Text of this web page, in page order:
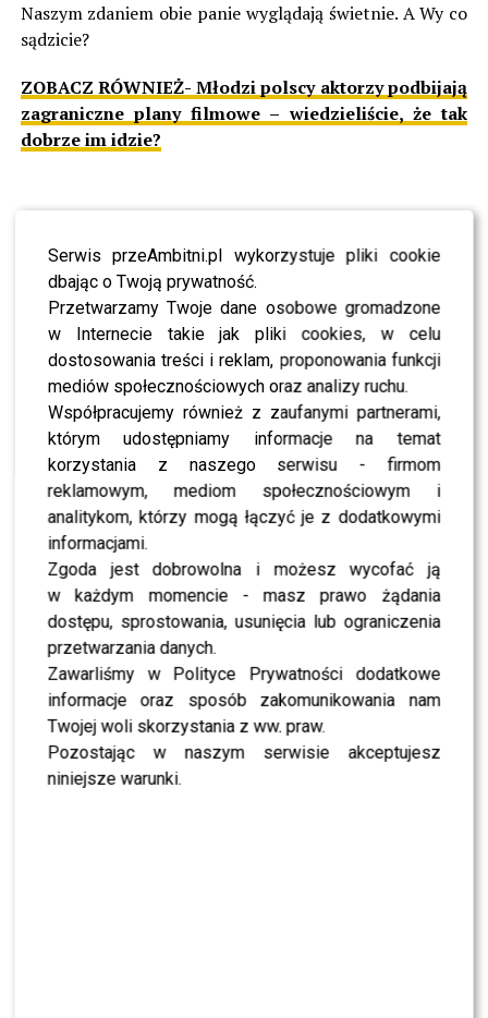
Serwis przeAmbitni.pl wykorzystuje pliki cookie
dbając o Twoją prywatność.
Przetwarzamy Twoje dane osobowe gromadzone
w Internecie takie jak pliki cookies, w celu
dostosowania treści i reklam, proponowania funkcji
mediów społecznościowych oraz analizy ruchu.
Współpracujemy również z zaufanymi partnerami,
którym udostępniamy informacje na temat
korzystania z naszego serwisu - firmom
reklamowym, mediom społecznościowym i
analitykom, którzy mogą łączyć je z dodatkowymi
informacjami.
Zgoda jest dobrowolna i możesz wycofać ją
w każdym momencie - masz prawo żądania
dostępu, sprostowania, usunięcia lub ograniczenia
przetwarzania danych.
Zawarliśmy w Polityce Prywatności dodatkowe
informacje oraz sposób zakomunikowania nam
Twojej woli skorzystania z ww. praw.
Pozostając w naszym serwisie akceptujesz
niniejsze warunki.
Naszym zdaniem obie panie wyglądają świetnie. A Wy co
sądzicie?
ZOBACZ RÓWNIEŻ- Młodzi polscy aktorzy podbijają
zagraniczne plany filmowe – wiedzieliście, że tak
dobrze im idzie?